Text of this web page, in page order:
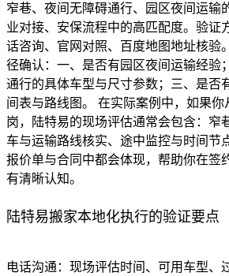
窄巷、夜间无障碍通行、园区夜间运输
业对接、安保流程中的高匹配度。验证
话咨询、官网对照、百度地图地址核验
径确认：一、是否有园区夜间运输经验
通行的具体车型与尺寸参数；三、是否
间表与路线图。 在实际案例中，如果
岗，陆特易的现场评估通常会包含：窄
车与运输路线核实、途中监控与时间节
报价单与合同中都会体现，帮助你在签
有清晰认知。
陆特易搬家本地化执行的验证要点
电话沟通：现场评估时间、可用车型、